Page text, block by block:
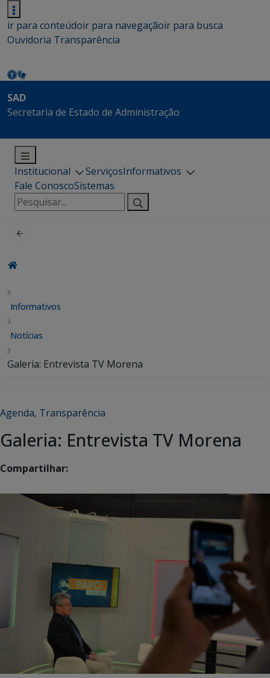
ir para conteúdoir para navegaçãoir para busca
Ouvidoria Transparência
SAD
Secretaria de Estado de Administração
Institucional ServiçosInformativos
Fale ConoscoSistemas
Pesquisar
por:
Informativos
Notícias
Galeria: Entrevista TV Morena
Agenda, Transparência
Galeria: Entrevista TV Morena
Compartilhar: